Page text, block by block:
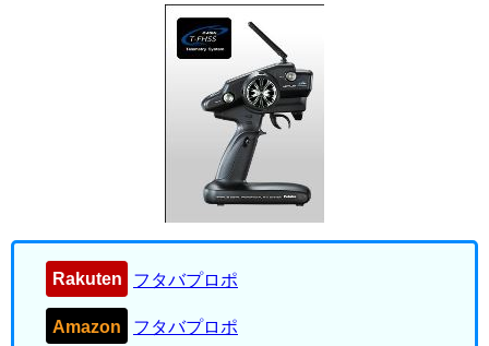
Rakuten フタバプロポ
Amazon フタバプロポ